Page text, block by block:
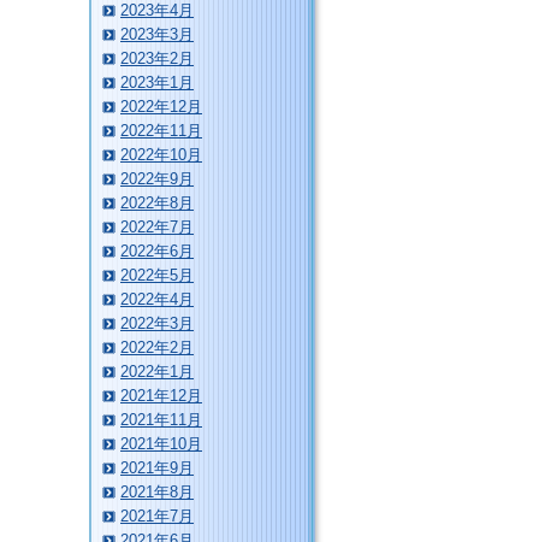
2023年4月
2023年3月
2023年2月
2023年1月
2022年12月
2022年11月
2022年10月
2022年9月
2022年8月
2022年7月
2022年6月
2022年5月
2022年4月
2022年3月
2022年2月
2022年1月
2021年12月
2021年11月
2021年10月
2021年9月
2021年8月
2021年7月